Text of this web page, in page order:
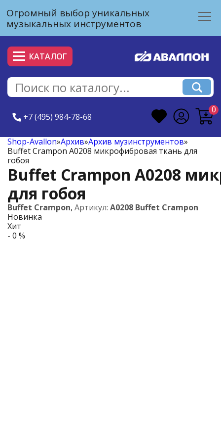
Огромный выбор уникальных
музыкальных инструментов
КАТАЛОГ
+7 (495) 984-78-68
0
Shop-Avallon»Архив»Архив музинструментов»
Buffet Crampon A0208 микрофибровая ткань для
гобоя
Buffet Crampon A0208
для гобоя
Buffet Crampon, Артикул: A0208 Buffet Crampon
Новинка
Хит
- 0 %